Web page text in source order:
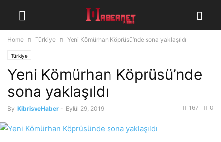
Home Türkiye Yeni Kömürhan Köprüsü’nde sona yaklaşıldı
Türkiye
Yeni Kömürhan Köprüsü’nde
sona yaklaşıldı
By KibrisveHaber - Eylül 29, 2019 0
167